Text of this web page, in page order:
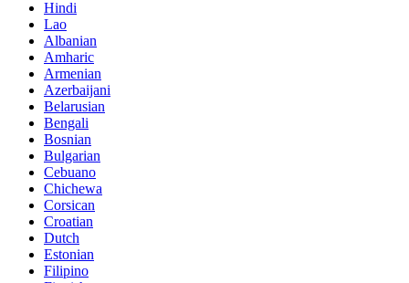
Hindi
Lao
Albanian
Amharic
Armenian
Azerbaijani
Belarusian
Bengali
Bosnian
Bulgarian
Cebuano
Chichewa
Corsican
Croatian
Dutch
Estonian
Filipino